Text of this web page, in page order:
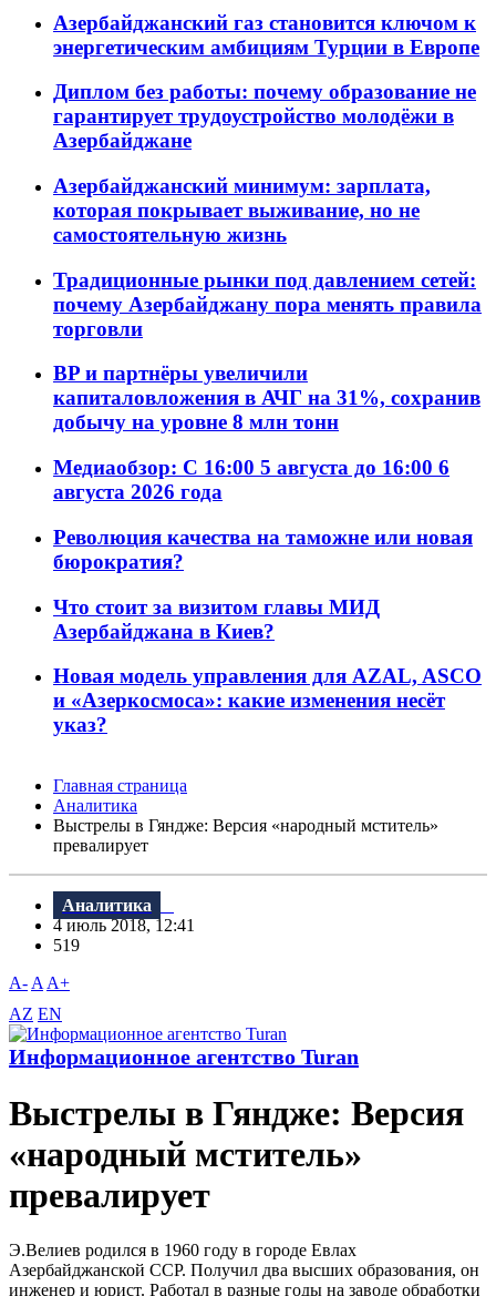
Азербайджанский газ становится ключом к
энергетическим амбициям Турции в Европе
Диплом без работы: почему образование не
гарантирует трудоустройство молодёжи в
Азербайджане
Азербайджанский минимум: зарплата,
которая покрывает выживание, но не
самостоятельную жизнь
Традиционные рынки под давлением сетей:
почему Азербайджану пора менять правила
торговли
BP и партнёры увеличили
капиталовложения в АЧГ на 31%, сохранив
добычу на уровне 8 млн тонн
Медиаобзор: С 16:00 5 августа до 16:00 6
августа 2026 года
Революция качества на таможне или новая
бюрократия?
Что стоит за визитом главы МИД
Азербайджана в Киев?
Новая модель управления для AZAL, ASCO
и «Азеркосмоса»: какие изменения несёт
указ?
Главная страница
Аналитика
Выстрелы в Гяндже: Версия «народный мститель»
превалирует
Аналитика
4 июль 2018, 12:41
519
A- A A+
AZ EN
Информационное агентство Turan
Выстрелы в Гяндже: Версия
«народный мститель»
превалирует
Э.Bелиев родился в 1960 году в городе Евлах
Азербайджанской ССР. Получил два высших образования, он
инженер и юрист. Работал в разные годы на заводе обработки